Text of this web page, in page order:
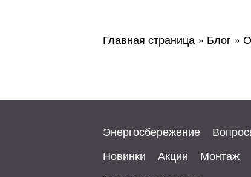
Главная страница » Блог »
Энергосбережение
Новинки
Акции Монтаж